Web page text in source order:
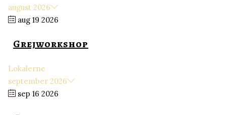
august 2026
aug 19 2026
Grejworkshop
Lokalerne
september 2026
sep 16 2026